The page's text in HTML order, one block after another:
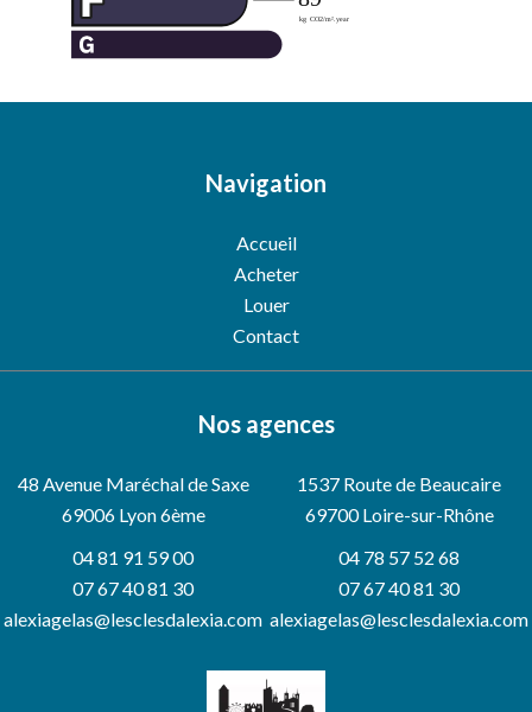
Navigation
Accueil
Acheter
Louer
Contact
Nos agences
48 Avenue Maréchal de Saxe
69006Lyon 6ème
04 81 91 59 00
07 67 40 81 30
alexiagelas@lesclesdalexia.com
1537 Route de Beaucaire
69700 Loire-sur-Rhône
04 78 57 52 68
07 67 40 81 30
alexiagelas@lesclesdalexia.com